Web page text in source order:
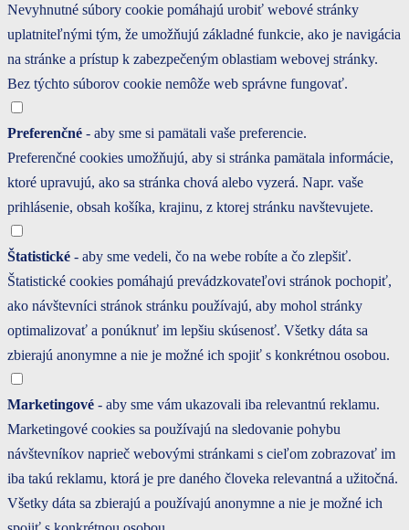
Nevyhnutné súbory cookie pomáhajú urobiť webové stránky
uplatniteľnými tým, že umožňujú základné funkcie, ako je navigácia
na stránke a prístup k zabezpečeným oblastiam webovej stránky.
Bez týchto súborov cookie nemôže web správne fungovať.
Preferenčné - aby sme si pamätali vaše preferencie.
Preferenčné cookies umožňujú, aby si stránka pamätala informácie,
ktoré upravujú, ako sa stránka chová alebo vyzerá. Napr. vaše
prihlásenie, obsah košíka, krajinu, z ktorej stránku navštevujete.
Štatistické - aby sme vedeli, čo na webe robíte a čo zlepšiť.
Štatistické cookies pomáhajú prevádzkovateľovi stránok pochopiť,
ako návštevníci stránok stránku používajú, aby mohol stránky
optimalizovať a ponúknuť im lepšiu skúsenosť. Všetky dáta sa
zbierajú anonymne a nie je možné ich spojiť s konkrétnou osobou.
Marketingové - aby sme vám ukazovali iba relevantnú reklamu.
Marketingové cookies sa používajú na sledovanie pohybu
návštevníkov naprieč webovými stránkami s cieľom zobrazovať im
iba takú reklamu, ktorá je pre daného človeka relevantná a užitočná.
Všetky dáta sa zbierajú a používajú anonymne a nie je možné ich